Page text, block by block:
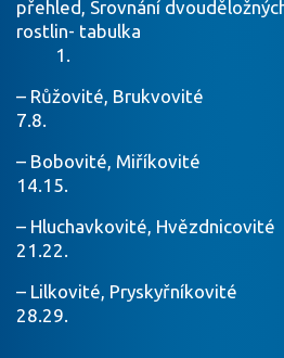
přehled, Srovnání
rostlin-
1.
– Růžovité,
7.8.
– Bobovité,
14.15.
– Hluchavkovité,
21.22.
– Lilkovité,
28.29.